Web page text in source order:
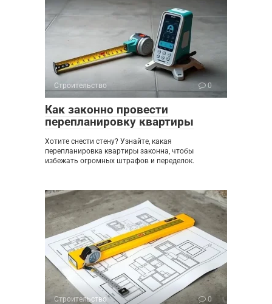
Строительство 0
Как законно провести
перепланировку квартиры
Хотите снести стену? Узнайте, какая
перепланировка квартиры законна, чтобы
избежать огромных штрафов и переделок.
Строительство 0